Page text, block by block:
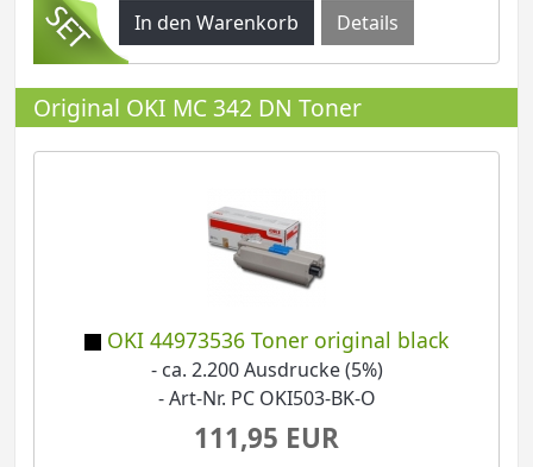
Details
Original OKI MC 342 DN Toner
OKI 44973536 Toner original black
- ca. 2.200 Ausdrucke (5%)
- Art-Nr. PC OKI503-BK-O
111,95 EUR